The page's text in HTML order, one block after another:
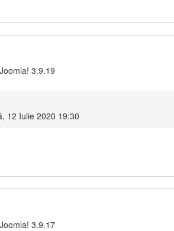
3.9.19
12 Iulie 2020 19:30
3.9.17